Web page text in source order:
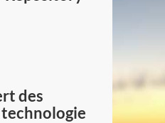
Canada
des